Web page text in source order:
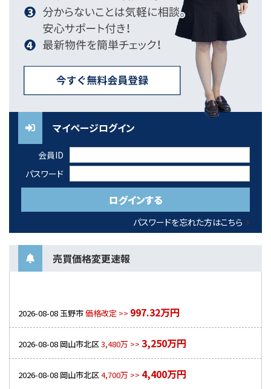
マイページログイン
会員ID
パスワード
パスワードを忘れた方はこちら
売買価格変更速報
2026-08-08玉野市価格改定 >> 997.32万円
2026-08-08 岡山市北区3,480万 >> 3,250万円
2026-08-08 岡山市北区4,700万 >> 4,400万円